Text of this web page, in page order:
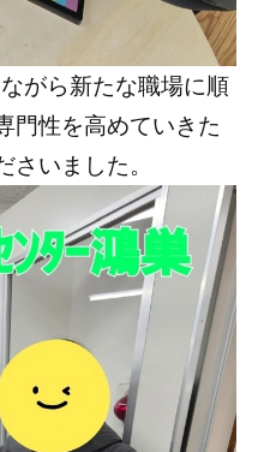
がら新たな職場に順
門性を高めていきた
さいました。